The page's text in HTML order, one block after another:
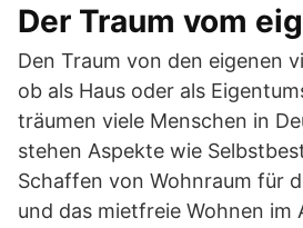
Der Traum vom
Den Traum von den eigenen
ob als Haus oder als
träumen viele Menschen in
stehen Aspekte wie
Schaffen von Wohnraum für
und das mietfreie Wohnen im